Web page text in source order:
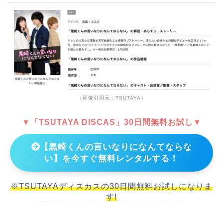
（画像引用元：TSUTAYA）
▼「TSUTAYA DISCAS」30日間無料お試し▼
【黒崎くんの言いなりになんてならな
い】を今すぐ無料レンタルする！
※TSUTAYAディスカスの30日間無料お試しになりま
す!